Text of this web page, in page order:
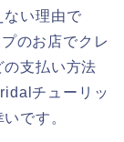
ない理由で
のお店でクレ
の支払い方法
チューリッ
です。